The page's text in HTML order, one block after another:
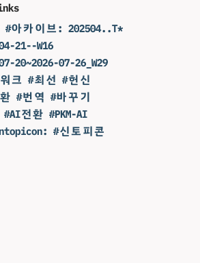
#아카이브: 202504..T*
21--W16
20~2026-07-26_W29
크 #최선 #헌신
#번역 #바꾸기
#AI전환 #PKM-AI
#신토피콘